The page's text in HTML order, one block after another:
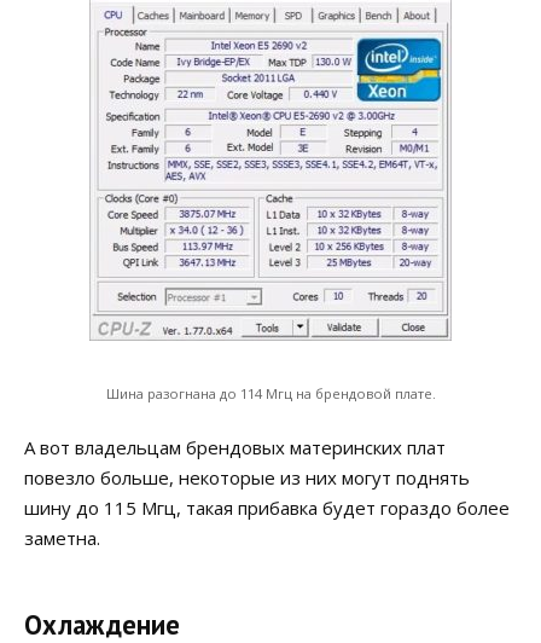
Шина разогнана до 114 Мгц на брендовой плате.
А вот владельцам брендовых материнских плат
повезло больше, некоторые из них могут поднять
шину до 115 Мгц, такая прибавка будет гораздо более
заметна.
Охлаждение